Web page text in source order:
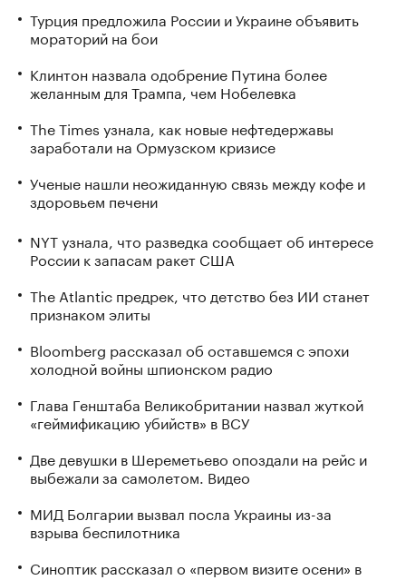
Турция предложила России и Украине объявить
мораторий на бои
Клинтон назвала одобрение Путина более
желанным для Трампа, чем Нобелевка
The Times узнала, как новые нефтедержавы
заработали на Ормузском кризисе
Ученые нашли неожиданную связь между кофе и
здоровьем печени
NYT узнала, что разведка сообщает об интересе
России к запасам ракет США
The Atlantic предрек, что детство без ИИ станет
признаком элиты
Bloomberg рассказал об оставшемся с эпохи
холодной войны шпионском радио
Глава Генштаба Великобритании назвал жуткой
«геймификацию убийств» в ВСУ
Две девушки в Шереметьево опоздали на рейс и
выбежали за самолетом. Видео
МИД Болгарии вызвал посла Украины из-за
взрыва беспилотника
Синоптик рассказал о «первом визите осени» в